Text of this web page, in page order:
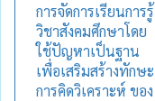
การจัดการเรียนการรู้
วิชาสังคมศึกษาโดย
ใช้ปัญหาเป็นฐาน
เพื่อเสริมสร้างทักษะ
การคิดวิเคราะห์ ของ